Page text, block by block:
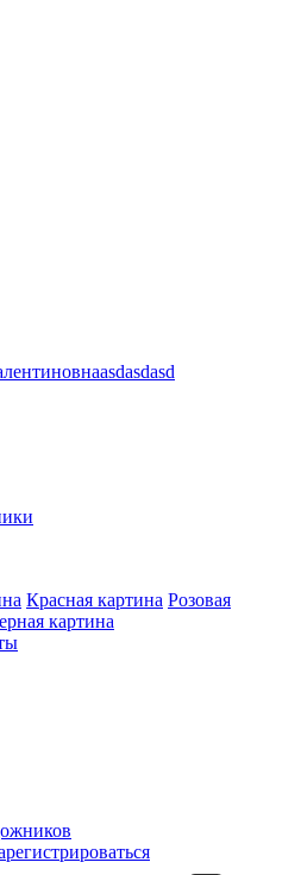
Красная картина Розовая
картина